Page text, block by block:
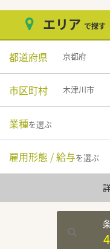
エリア で探す
都道府県 京都府
市区町村 木津川市
業種を選ぶ
雇用形態 / 給与を選ぶ
4